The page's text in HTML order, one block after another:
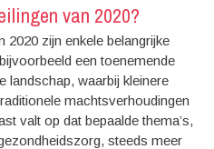
van 2020?
2020 zijn enkele belangrijke
een toenemende
landschap, waarbij kleinere
machtsverhoudingen
valt op dat bepaalde thema’s,
steeds meer